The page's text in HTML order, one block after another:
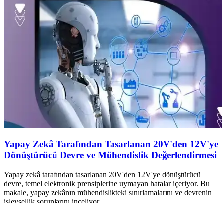
Yapay Zekâ Tarafından Tasarlanan 20V'den 12V'ye
Dönüştürücü Devre ve Mühendislik Değerlendirmesi
Yapay zekâ tarafından tasarlanan 20V'den 12V'ye dönüştürücü
devre, temel elektronik prensiplerine uymayan hatalar içeriyor. Bu
makale, yapay zekânın mühendislikteki sınırlamalarını ve devrenin
işlevsellik sorunlarını inceliyor.